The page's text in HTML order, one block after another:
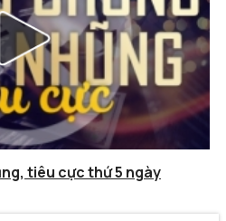
tiêu cực thứ 5 ngày